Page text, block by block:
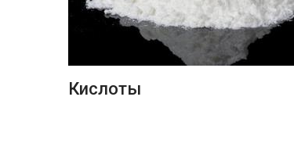
ПОДРОБНЕЕ
Кислоты